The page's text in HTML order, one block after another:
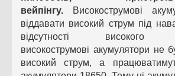
вейпінгу.
Високострумові
віддавати високий струм під
відсутності високого
високострумові акумулятори не
високий струм, а